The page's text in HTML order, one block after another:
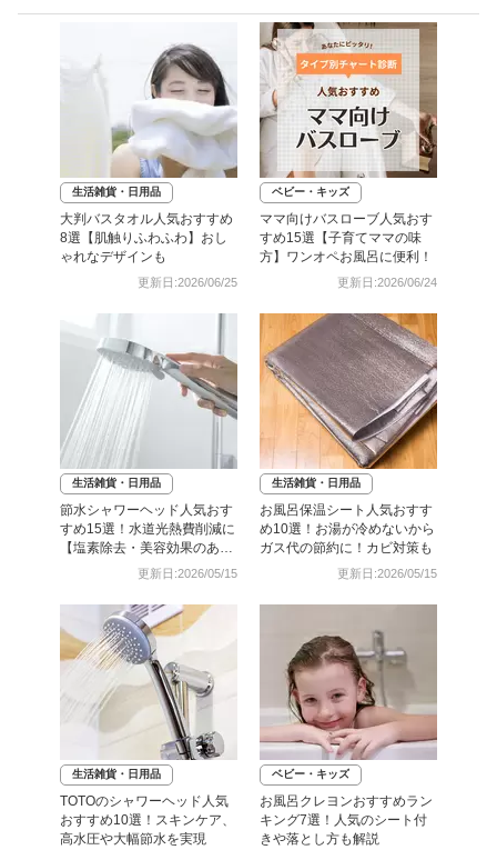
生活雑貨・日用品
大判バスタオル人気おすすめ
8選【肌触りふわふわ】おし
ゃれなデザインも
更新日:2026/06/25
ベビー・キッズ
ママ向けバスローブ人気おす
すめ15選【子育てママの味
方】ワンオペお風呂に便利！
更新日:2026/06/24
生活雑貨・日用品
節水シャワーヘッド人気おす
すめ15選！水道光熱費削減に
【塩素除去・美容効果のある
更新日:2026/05/15
生活雑貨・日用品
お風呂保温シート人気おすす
め10選！お湯が冷めないから
ガス代の節約に！カビ対策も
更新日:2026/05/15
生活雑貨・日用品
TOTOのシャワーヘッド人気
おすすめ10選！スキンケア、
高水圧や大幅節水を実現
ベビー・キッズ
お風呂クレヨンおすすめラン
キング7選！人気のシート付
きや落とし方も解説